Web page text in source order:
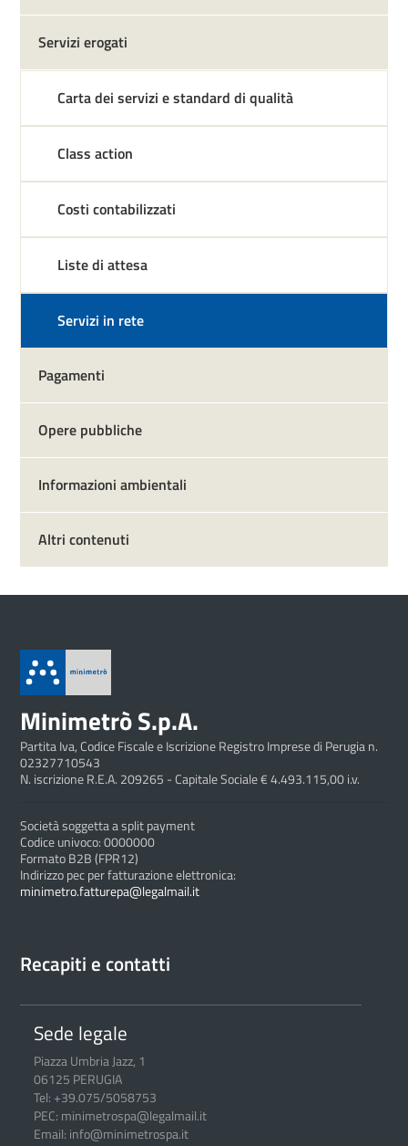
Servizi erogati
Carta dei servizi e standard di qualità
Class action
Costi contabilizzati
Liste di attesa
Servizi in rete
Pagamenti
Opere pubbliche
Informazioni ambientali
Altri contenuti
Minimetrò S.p.A.
Partita Iva, Codice Fiscale e Iscrizione Registro Imprese di Perugia n.
02327710543
N. iscrizione R.E.A. 209265 - Capitale Sociale € 4.493.115,00 i.v.
Società soggetta a split payment
Codice univoco: 0000000
Formato B2B (FPR12)
Indirizzo pec per fatturazione elettronica:
minimetro.fatturepa@legalmail.it
Recapiti e contatti
Sede legale
Piazza Umbria Jazz, 1
06125 PERUGIA
Tel: +39.075/5058753
PEC: minimetrospa@legalmail.it
Email: info@minimetrospa.it